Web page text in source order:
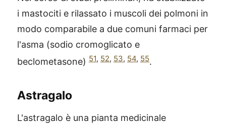
i mastociti e rilassato i muscoli dei polmoni in
modo comparabile a due comuni farmaci per
l'asma (sodio cromoglicato e
beclometasone) 51, 52, 53, 54, 55.
Astragalo
L'astragalo è una pianta medicinale